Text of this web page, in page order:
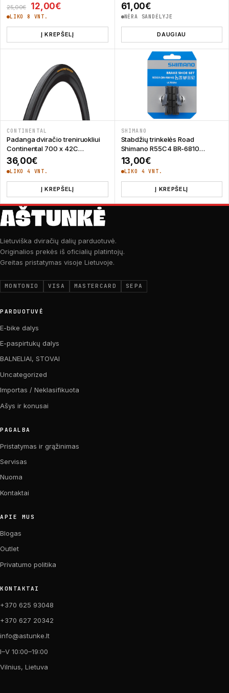
25,00€ Original price was: 25,00€.
12,00€Current price is: 12,00€.
LIKO 8 VNT.
Į KREPŠELĮ
61,00€
NĖRA SANDĖLYJE
DAUGIAU
CONTINENTAL
Padanga dviračio treniruokliui
Continental 700 x 42C
Hometrainer II
36,00€
LIKO 4 VNT.
Į KREPŠELĮ
SHIMANO
Stabdžių trinkelės Road
Shimano R55C4 BR-6810
Ultegra
13,00€
LIKO 4 VNT.
Į KREPŠELĮ
Lietuviška dviračių dalių parduotuvė.
Originalios prekės iš oficialių platintojų.
Greitas pristatymas visoje Lietuvoje.
MONTONIO VISA MASTERCARD SEPA
PARDUOTUVĖ
E-bike dalys
E-paspirtukų dalys
BALNELIAI, STOVAI
Uncategorized
Importas / Neklasifikuota
Ašys ir konusai
PAGALBA
Pristatymas ir grąžinimas
Servisas
Nuoma
Kontaktai
APIE MUS
Blogas
Outlet
Privatumo politika
KONTAKTAI
+370 625 93048
+370 627 20342
info@astunke.lt
I–V 10:00–19:00
Vilnius, Lietuva